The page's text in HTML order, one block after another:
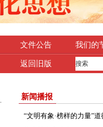
文件公告 我们的
返回旧版
新闻播报
“文明有象·榜样的力量”